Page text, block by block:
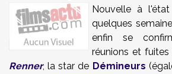
Nouvelle à
quelques
enfin se
réunions et fuites
Renner, la star de Démineurs